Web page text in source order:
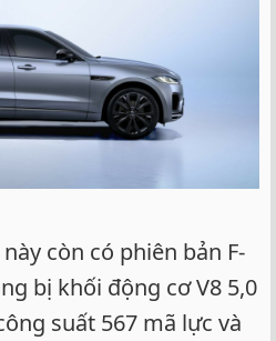
còn có phiên bản F-
bị khối động cơ V8 5,0
suất 567 mã lực và